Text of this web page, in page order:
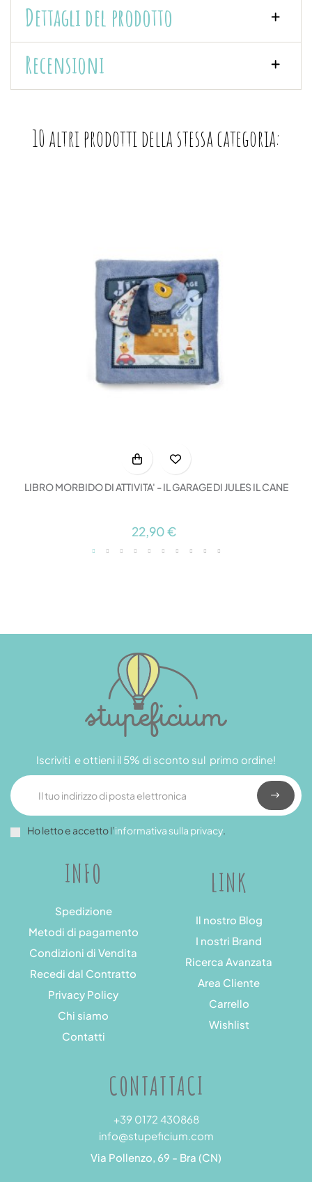
Dettagli del prodotto
Recensioni
10 altri prodotti della stessa categoria:
LIBRO MORBIDO DI ATTIVITA' - IL GARAGE DI JULES IL CANE
22,90 €
INFO
Spedizione
Metodi di pagamento
Condizioni di Vendita
Recedi dal Contratto
Privacy Policy
Chi siamo
Contatti
LINK
Il nostro Blog
I nostri Brand
Ricerca Avanzata
Area Cliente
Carrello
Wishlist
Iscriviti e ottieni il 5% di sconto sul primo ordine!
Ho letto e accetto l’informativa sulla privacy.
CONTATTACI
+39 0172 430868
info@stupeficium.com
Via Pollenzo, 69 - Bra (CN)